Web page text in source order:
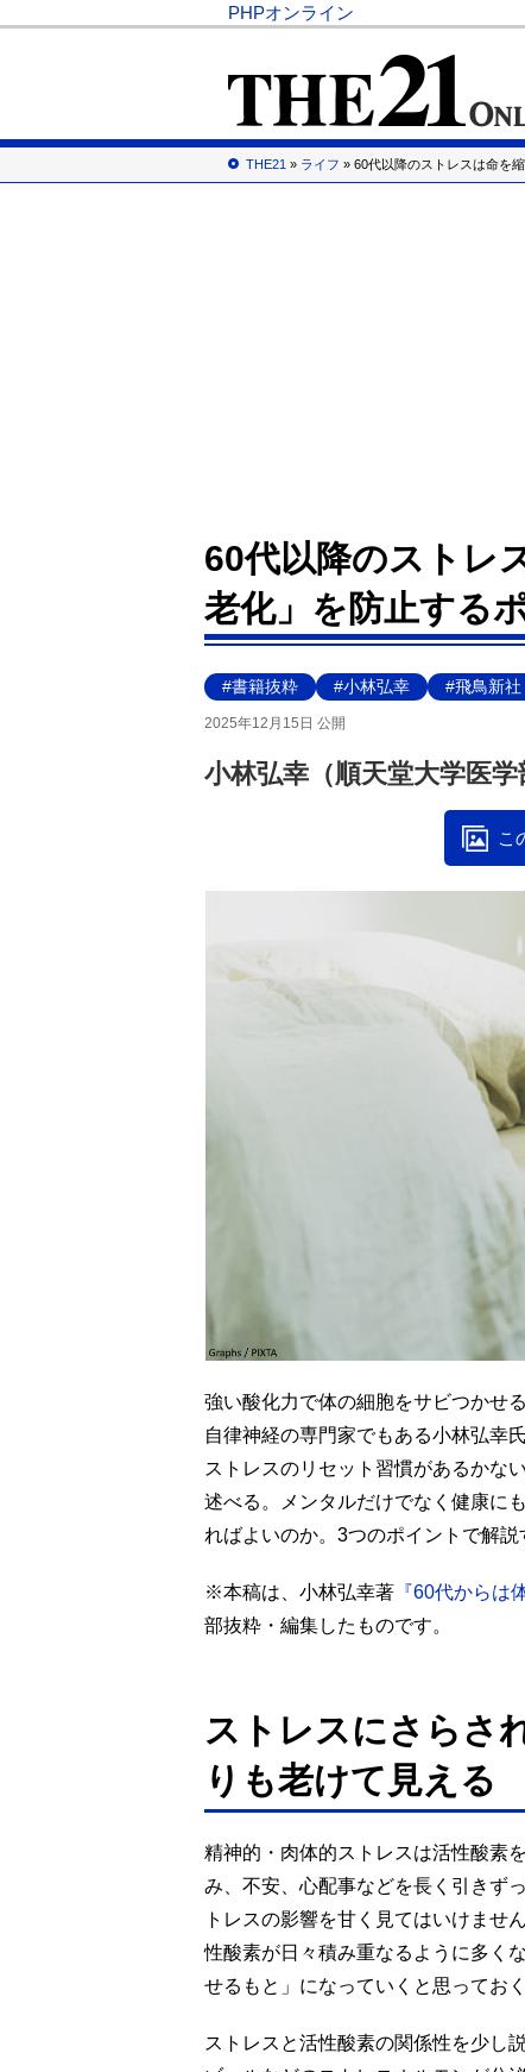
PHPオンライン
THE21 » ライフ » 60代以降のストレスは命を
60代以降のストレ
老化」を防止する
#書籍抜粋 #小林弘幸 #飛鳥新社
2025年12月15日 公開
小林弘幸（順天堂大学医学
こ
強い酸化力で体の細胞をサビつかせ
自律神経の専門家でもある小林弘幸
ストレスのリセット習慣があるかな
述べる。メンタルだけでなく健康に
ればよいのか。3つのポイントで解説
※本稿は、小林弘幸著 『60代からは
部抜粋・編集したものです。
ストレスにさらさ
りも老けて見える
精神的・肉体的ストレスは活性酸素
み、不安、心配事などを長く引きず
トレスの影響を甘く見てはいけませ
性酸素が日々積み重なるように多く
せるもと」になっていくと思ってお
ストレスと活性酸素の関係性を少し